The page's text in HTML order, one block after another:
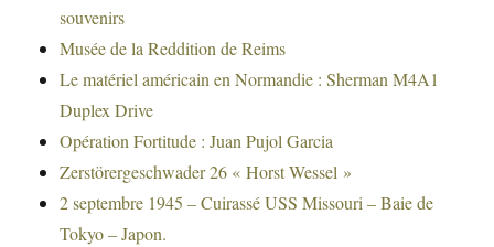
souvenirs
Musée de la Reddition de Reims
Le matériel américain en Normandie : Sherman M4A1
Duplex Drive
Opération Fortitude : Juan Pujol Garcia
Zerstörergeschwader 26 « Horst Wessel »
2 septembre 1945 – Cuirassé USS Missouri – Baie de
Tokyo – Japon.